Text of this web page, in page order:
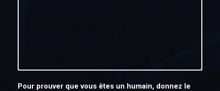
Pour prouver que vous êtes un humain, donnez le